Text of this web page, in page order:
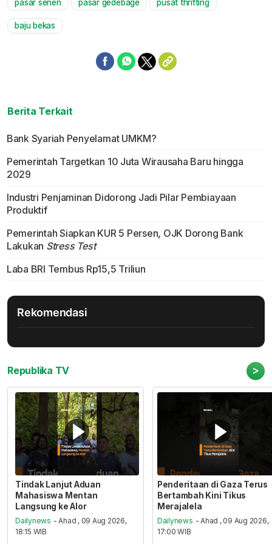
pasar senen pasar gedebage pusat thrifting
baju bekas
Berita Terkait
Bank Syariah Penyelamat UMKM?
Pemerintah Targetkan 10 Juta Wirausaha Baru hingga
2029
Industri Penjaminan Didorong Jadi Pilar Pembiayaan
Produktif
Pemerintah Siapkan KUR 5 Persen, OJK Dorong Bank
Lakukan Stress Test
Laba BRI Tembus Rp15,5 Triliun
Rekomendasi
Republika TV >
Tindak Lanjut Aduan
Mahasiswa Mentan
Langsung ke Alor
Dailynews - Ahad , 09 Aug 2026,
18:15 WIB
Penderitaan di Gaza Terus
Bertambah Kini Tikus
Merajalela
Dailynews - Ahad , 09 Aug 2026,
17:00 WIB